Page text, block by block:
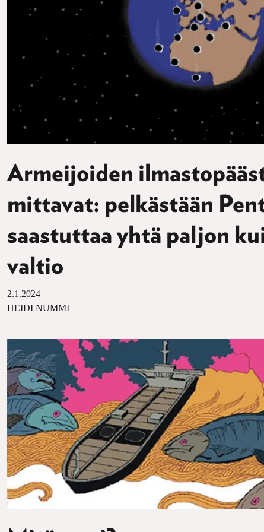
Armeijoiden
mittavat: pelkästään
saastuttaa yhtä paljon
valtio
2.1.2024
HEIDI NUMMI